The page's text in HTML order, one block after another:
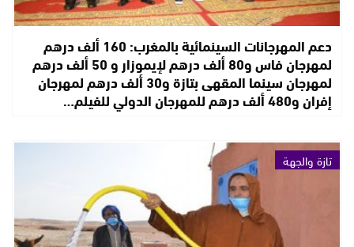
دعم المهرجانات السينمائية بالمغرب: 160 ألف درهم
لمهرجان فاس و80 ألف درهم لإيموزار و 50 ألف درهم
لمهرجان سينما المقهى بتازة و30 ألف درهم لمهرجان
إفران و480 ألف درهم للمهرجان الدولي للفيلم…
تازة والجهة